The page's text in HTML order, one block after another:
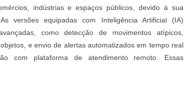
indústrias e espaços públicos, devido à sua
versões equipadas com Inteligência Artificial (IA)
como detecção de movimentos atípicos,
e envio de alertas automatizados em tempo real
com plataforma de atendimento remoto. Essas
atendendo aos mais altos padrões de segurança e